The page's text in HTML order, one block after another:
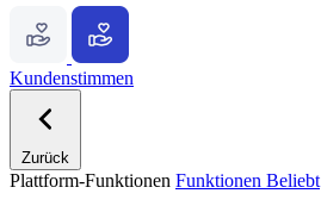
Kundenstimmen
Zurück
Plattform-Funktionen Funktionen Beliebt